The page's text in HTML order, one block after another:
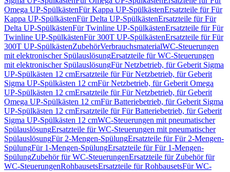
Omega UP-SpülkästenFür Kappa UP-SpülkästenErsatzteile für Für
Kappa UP-SpülkästenFür Delta UP-SpülkästenErsatzteile für Für
Delta UP-SpülkästenFür Twinline UP-SpülkästenErsatzteile für Für
Twinline UP-SpülkästenFür 300T UP-SpülkästenErsatzteile für Für
300T UP-SpülkästenZubehörVerbrauchsmaterialWC-Steuerungen
mit elektronischer SpülauslösungErsatzteile für WC-Steuerungen
mit elektronischer SpülauslösungFür Netzbetrieb, für Geberit Sigma
UP-Spülkästen 12 cmErsatzteile für Für Netzbetrieb, für Geberit
Sigma UP-Spülkästen 12 cmFür Netzbetrieb, für Geberit Omega
UP-Spülkästen 12 cmErsatzteile für Für Netzbetrieb, für Geberit
Omega UP-Spülkästen 12 cmFür Batteriebetrieb, für Geberit Sigma
UP-Spülkästen 12 cmErsatzteile für Für Batteriebetrieb, für Geberit
Sigma UP-Spülkästen 12 cmWC-Steuerungen mit pneumatischer
SpülauslösungErsatzteile für WC-Steuerungen mit pneumatischer
SpülauslösungFür 2-Mengen-SpülungErsatzteile für Für 2-Mengen-
SpülungFür 1-Mengen-SpülungErsatzteile für Für 1-Mengen-
SpülungZubehör für WC-SteuerungenErsatzteile für Zubehör für
WC-SteuerungenRohbausetsErsatzteile für RohbausetsFür WC-